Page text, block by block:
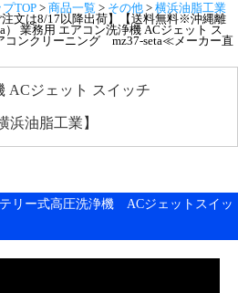
TOP > 商品一覧 > その他 > 横浜油脂工業
注文は8/17以降出荷】【送料無料※沖縄離
業務用 エアコン洗浄機 ACジェット ス
コンクリーニング mz37-seta≪メーカー直
ジェット スイッチ
浜油脂工業】
リー式高圧洗浄機 ACジェットスイッ